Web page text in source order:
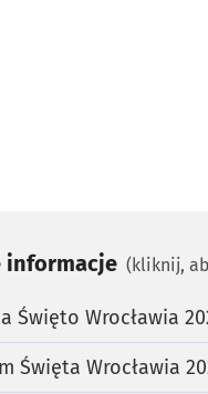
informacje (kliknij,
Święto Wrocławia
Święta Wrocławia